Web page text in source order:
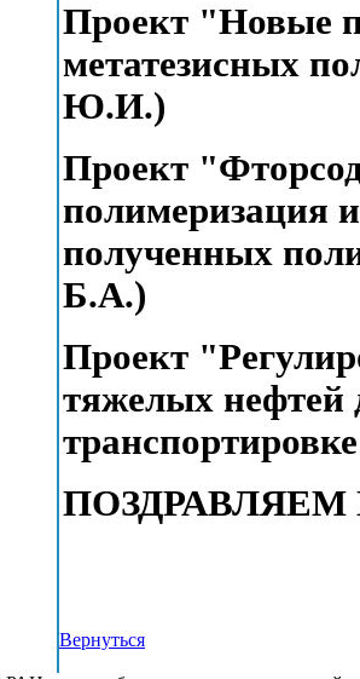
Проект "Новые
метатезисных
Ю.И.)
Проект
полимеризация
полученных
Б.А.)
Проект
тяжелых нефтей
Вернуться